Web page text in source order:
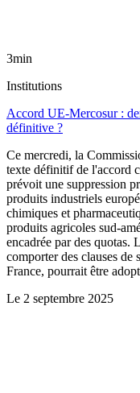
3min
Institutions
Accord UE-Mercosur :
définitive ?
Ce mercredi, la
texte définitif de l'accord
prévoit une suppression
produits industriels
chimiques et
produits agricoles sud-
encadrée par des quotas.
comporter des clauses de
France, pourrait être
Le 2 septembre 2025